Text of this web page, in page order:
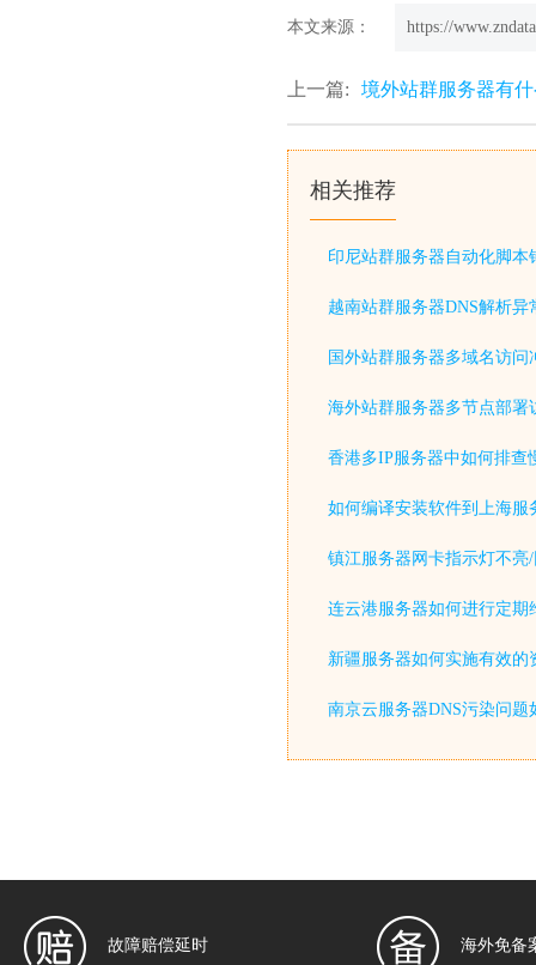
本文来源： https://
上一篇: 境外站群服务器有
相关推荐
印尼站群服务器自动化脚本
越南站群服务器DNS解析异
国外站群服务器多域名访问
海外站群服务器多节点部署
香港多IP服务器中如何排查
如何编译安装软件到上海服
镇江服务器网卡指示灯不亮
连云港服务器如何进行定期
新疆服务器如何实施有效的
南京云服务器DNS污染问题
故障赔偿延时 海外免备